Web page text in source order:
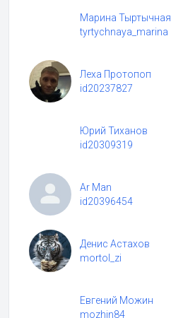
Марина Тыртычная
tyrtychnaya_marina
Леха Протопоп
id20237827
Юрий Тиханов
id20309319
Ar Man
id20396454
Денис Астахов
mortol_zi
Евгений Можин
mozhin84